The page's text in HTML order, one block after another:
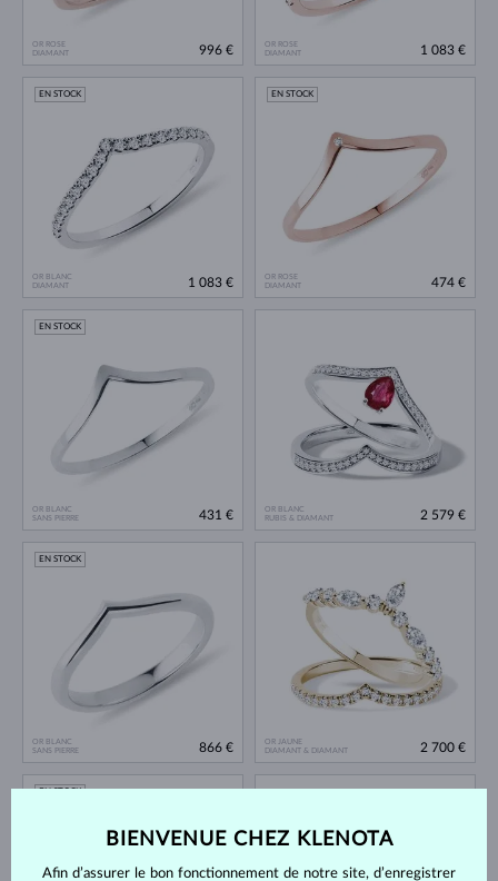
OR ROSE
DIAMANT
996 €
OR ROSE
DIAMANT
1 083 €
OR BLANC
DIAMANT
EN STOCK
1 083 €
OR ROSE
DIAMANT
EN STOCK
474 €
OR BLANC
SANS PIERRE
EN STOCK
431 €
OR BLANC
RUBIS & DIAMANT
2 579 €
OR BLANC
SANS PIERRE
EN STOCK
866 €
OR JAUNE
DIAMANT & DIAMANT
2 700 €
BIENVENUE CHEZ KLENOTA
Afin d’assurer le bon fonctionnement de notre site, d’enregistrer